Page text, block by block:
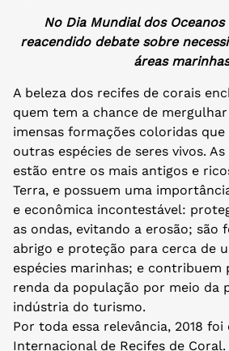
No Dia Mundial dos
reacendido debate sobre
áreas marinhas
A beleza dos recifes de corais
quem tem a chance de
imensas formações coloridas
outras espécies de seres vivos.
estão entre os mais antigos e
Terra, e possuem uma
e econômica incontestável:
as ondas, evitando a erosão; são
abrigo e proteção para cerca de
espécies marinhas; e contribuem
renda da população por meio da
indústria do turismo.
Por toda essa relevância, 2018
Internacional de Recifes de